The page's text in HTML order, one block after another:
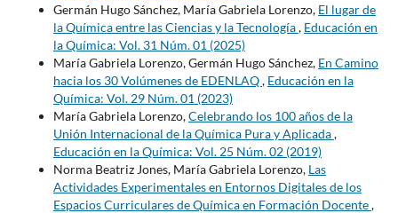
Germán Hugo Sánchez, María Gabriela Lorenzo, El lugar de
la Química entre las Ciencias y la Tecnología, Educación en
la Química: Vol. 31 Núm. 01 (2025)
María Gabriela Lorenzo, Germán Hugo Sánchez, En Camino
hacia los 30 Volúmenes de EDENLAQ, Educación en la
Química: Vol. 29 Núm. 01 (2023)
María Gabriela Lorenzo,Celebrando los 100 años de la
Unión Internacional de la Química Pura y Aplicada,
Educación en la Química: Vol. 25 Núm. 02 (2019)
Norma Beatriz Jones, María Gabriela Lorenzo, Las
Actividades Experimentales en Entornos Digitales de los
Espacios Curriculares de Química en Formación Docente,